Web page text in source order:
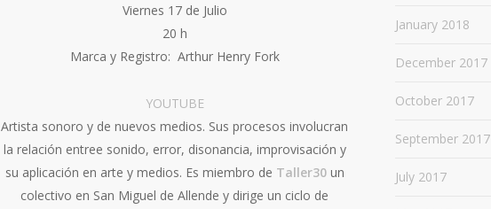
Viernes 17 de Julio
20 h
Marca y Registro: Arthur Henry Fork
YOUTUBE
Artista sonoro y de nuevos medios. Sus procesos involucran
la relación entree sonido, error, disonancia, improvisación y
su aplicación en arte y medios. Es miembro de Taller30un
colectivo en San Miguel de Allende y dirige un ciclo de
January 2018
December 2017
October 2017
September 2017
July 2017